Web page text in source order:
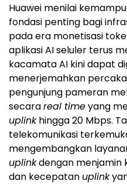
Huawei menilai
fondasi penting bagi
pada era monetisasi
aplikasi AI seluler terus
kacamata AI kini dapat
menerjemahkan
pengunjung pameran
secarareal timeyang
uplinkhingga 20 Mbps.
telekomunikasi
mengembangkan
uplinkdengan menjamin
dan kecepatan uplink